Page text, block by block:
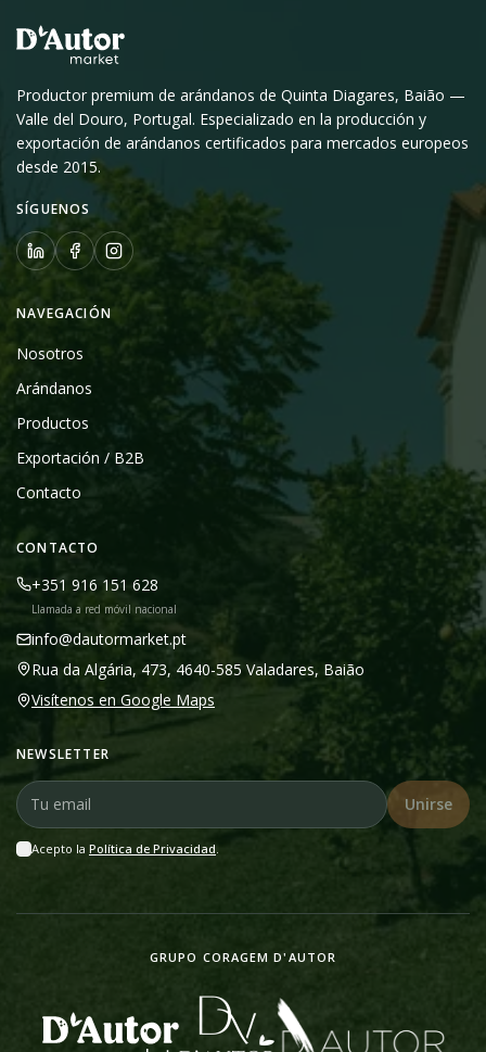
Productor premium de arándanos de Quinta Diagares, Baião —
Valle del Douro, Portugal. Especializado en la producción y
exportación de arándanos certificados para mercados europeos
desde 2015.
SÍGUENOS
NAVEGACIÓN
Nosotros
Arándanos
Productos
Exportación / B2B
Contacto
CONTACTO
+351 916 151 628
Llamada a red móvil nacional
info@dautormarket.pt
Rua da Algária, 473, 4640-585 Valadares, Baião
Visítenos en Google Maps
NEWSLETTER
Unirse
Acepto la Política de Privacidad.
GRUPO CORAGEM D'AUTOR